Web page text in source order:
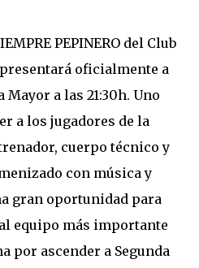
PEPINERO del Club
oficialmente a
a las 21:30h. Uno
a los jugadores de la
cuerpo técnico y
con música y
gran oportunidad para
equipo más importante
por ascender a Segunda